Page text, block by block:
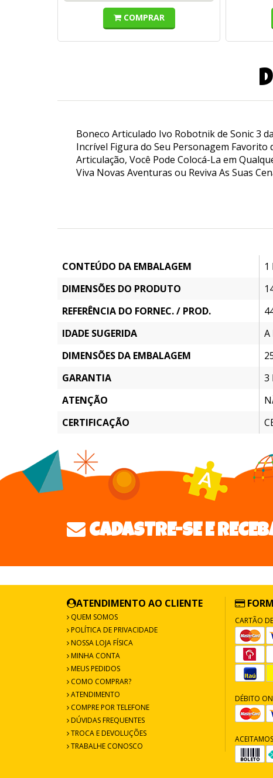
COMPRAR
Boneco Articulado Ivo Robotnik de Sonic 3
Incrível Figura do Seu Personagem
Articulação, Você Pode Colocá-La em
Viva Novas Aventuras ou Reviva As Suas
CONTEÚDO DA EMBALAGEM
1
DIMENSÕES DO PRODUTO
REFERÊNCIA DO FORNEC. / PROD.
IDADE SUGERIDA
A
DIMENSÕES DA EMBALAGEM
GARANTIA
3
ATENÇÃO
CERTIFICAÇÃO
CADASTRE-SE E
ATENDIMENTO AO CLIENTE
QUEM SOMOS
POLÍTICA DE PRIVACIDADE
NOSSA LOJA FÍSICA
MINHA CONTA
MEUS PEDIDOS
COMO COMPRAR?
ATENDIMENTO
COMPRE POR TELEFONE
DÚVIDAS FREQUENTES
TROCA E DEVOLUÇÕES
TRABALHE CONOSCO
CARTÃO
DÉBITO